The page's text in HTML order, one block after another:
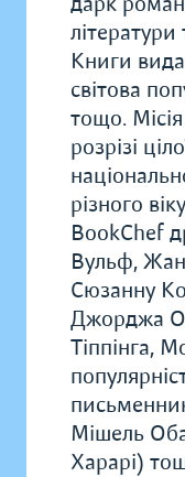
Книги
світова
тощо.
розрізі
різного
BookChef
Вульф,
Сюзанну
Джорджа
Тіппінга,
Мішель
Харарі)